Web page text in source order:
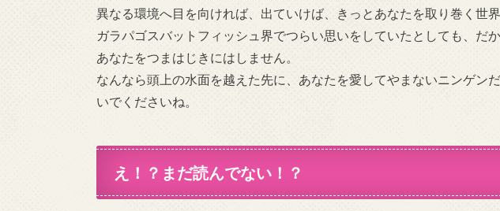
異なる環境へ目を向ければ、出ていけば、きっとあなたを取り巻く世界
ガラパゴスバットフィッシュ界でつらい思いをしていたとしても、だ
あなたをつまはじきにはしません。
なんなら頭上の水面を越えた先に、あなたを愛してやまないニンゲン
いでくださいね。
え！？まだ読んでない！？